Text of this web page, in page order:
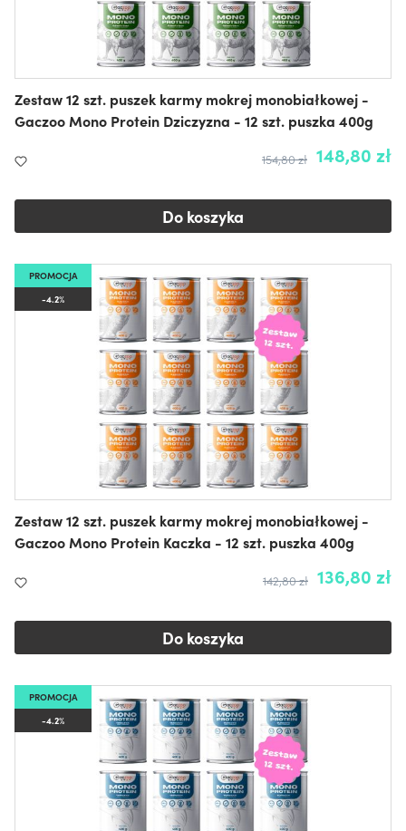
Zestaw 12 szt. puszek karmy mokrej monobiałkowej -
Gaczoo Mono Protein Dziczyzna - 12 szt. puszka 400g
148,80 zł
154,80 zł
Do koszyka
PROMOCJA
-4.2%
Zestaw 12 szt. puszek karmy mokrej monobiałkowej -
Gaczoo Mono Protein Kaczka - 12 szt. puszka 400g
136,80 zł
142,80 zł
Do koszyka
PROMOCJA
-4.2%